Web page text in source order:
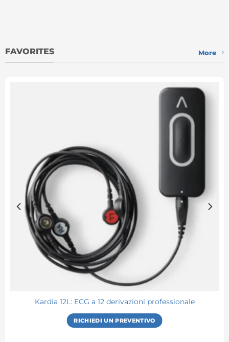
FAVORITES More
Kardia 12L: ECG a 12 derivazioni professionale
RICHIEDI UN PREVENTIVO